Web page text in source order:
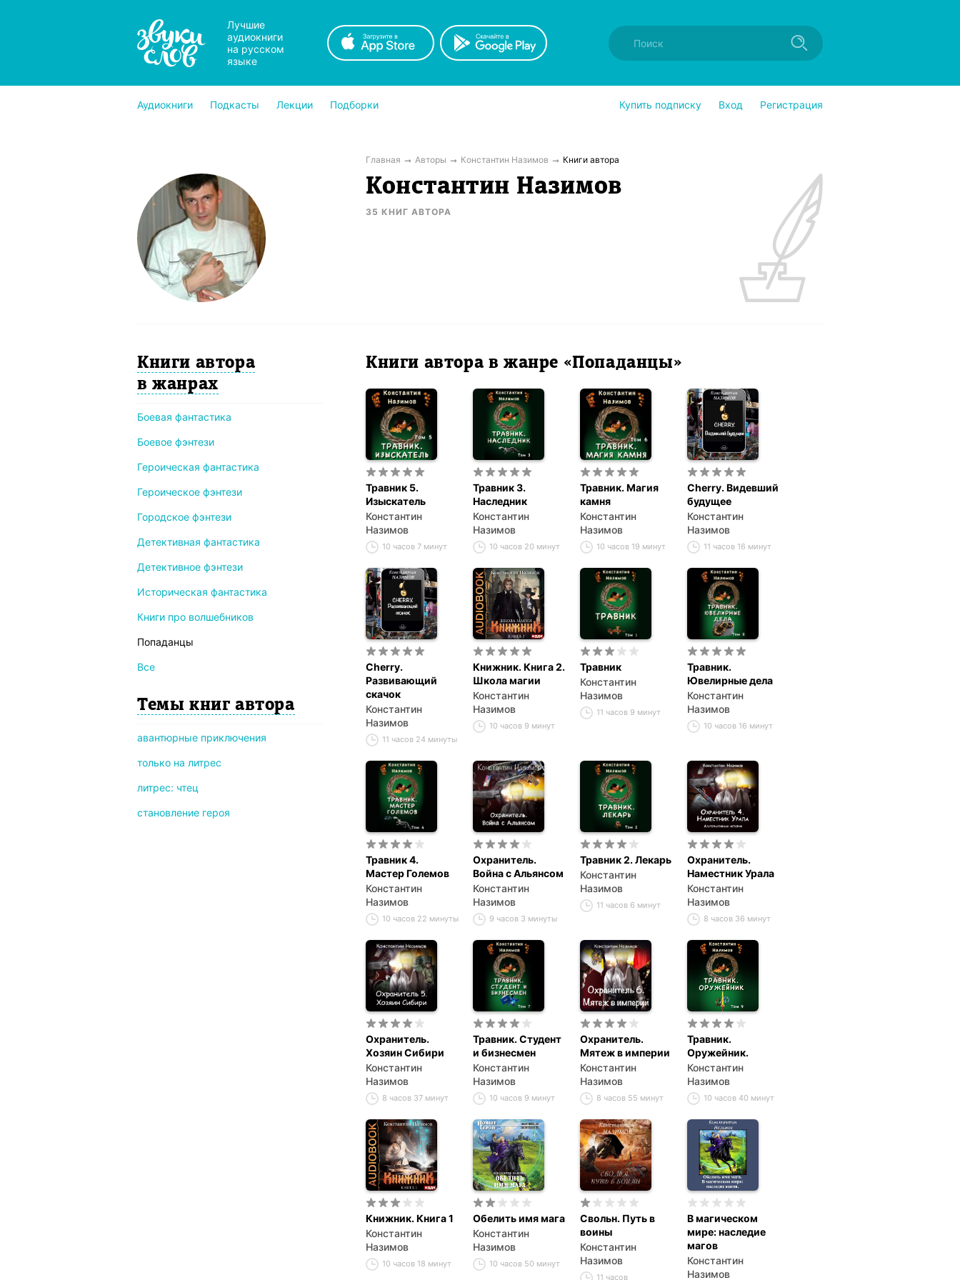
Лучшие
аудиокниги
на русском
языке
Аудиокниги Подкасты Лекции Подборки Купить подписку Вход Регистрация
Главная Авторы Константин Назимов Книги автора
Константин Назимов
35 КНИГ АВТОРА
Книги автора
в жанрах
Боевая фантастика
Боевое фэнтези
Героическая фантастика
Героическое фэнтези
Городское фэнтези
Детективная фантастика
Детективное фэнтези
Историческая фантастика
Книги про волшебников
Попаданцы
Все
Темы книг автора
авантюрные приключения
только на литрес
литрес: чтец
становление героя
Книги автора в жанре «Попаданцы»
Травник 5.
Изыскатель
Константин
Назимов
10 часов 7 минут
Травник 3.
Наследник
Константин
Назимов
10 часов 20 минут
Травник. Магия
камня
Константин
Назимов
10 часов 19 минут
Cherry. Видевший
будущее
Константин
Назимов
11 часов 16 минут
Cherry.
Развивающий
скачок
Константин
Назимов
11 часов 24 минуты
Книжник. Книга 2.
Школа магии
Константин
Назимов
10 часов 9 минут
Травник
Константин
Назимов
11 часов 9 минут
Травник.
Ювелирные дела
Константин
Назимов
10 часов 16 минут
Травник 4.
Мастер Големов
Константин
Назимов
10 часов 22 минуты
Охранитель.
Война с Альянсом
Константин
Назимов
9 часов 3 минуты
Травник 2. Лекарь
Константин
Назимов
11 часов 6 минут
Охранитель.
Наместник Урала
Константин
Назимов
8 часов 36 минут
Охранитель.
Хозяин Сибири
Константин
Назимов
8 часов 37 минут
Травник. Студент
и бизнесмен
Константин
Назимов
10 часов 9 минут
Охранитель.
Мятеж в империи
Константин
Назимов
8 часов 55 минут
Травник.
Оружейник.
Константин
Назимов
10 часов 40 минут
Книжник. Книга 1
Константин
Назимов
10 часов 18 минут
Обелить имя мага
Константин
Назимов
10 часов 50 минут
Свольн. Путь в
воины
Константин
Назимов
11 часов
В магическом
мире: наследие
магов
Константин
Назимов